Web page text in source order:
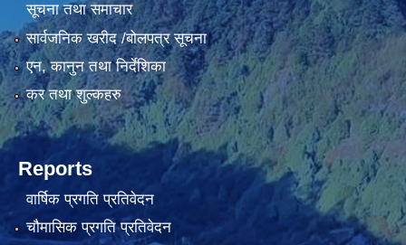
सूचना तथा समाचार
सार्वजनिक खरीद /बोलपत्र सूचना
एन, कानुन तथा निर्देशिका
कर तथा शुल्कहरु
Reports
वार्षिक प्रगति प्रतिवेदन
चौमासिक प्रगति प्रतिवेदन